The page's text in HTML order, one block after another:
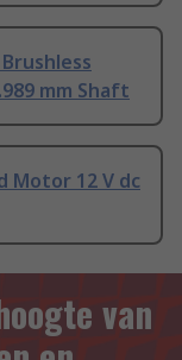
mm Shaft
Motor 12 V dc
van